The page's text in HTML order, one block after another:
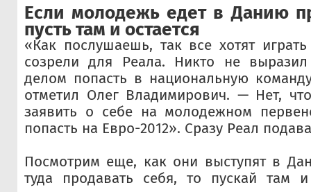
Если молодежь едет в Данию
пусть там и остается
«Как послушаешь, так все хотят
созрели для Реала. Никто не
делом попасть в национальную
отметил Олег Владимирович. — Нет,
заявить о себе на молодежном
попасть на Евро-2012». Сразу Реал
Посмотрим еще, как они выступят в
туда продавать себя, то пускай там